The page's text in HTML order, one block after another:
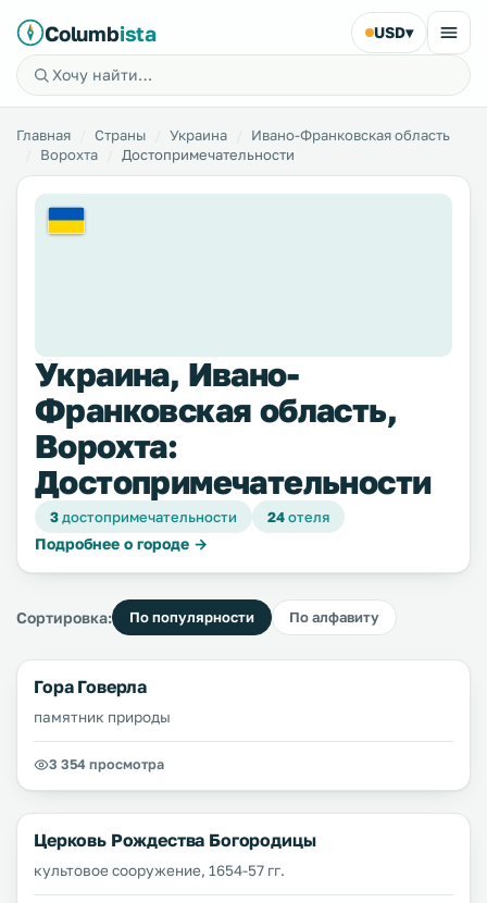
Columbista USD▾
Главная Страны Украина
Ивано-Франковская область
Ворохта
Достопримечательности
Украина, Ивано-
Франковская область,
Ворохта:
Достопримечательности
3достопримечательности 24отеля
Подробнее о городе →
Сортировка: По популярности По алфавиту
Гора Говерла
памятник природы
3 354 просмотра
Церковь Рождества Богородицы
культовое сооружение, 1654-57 гг.